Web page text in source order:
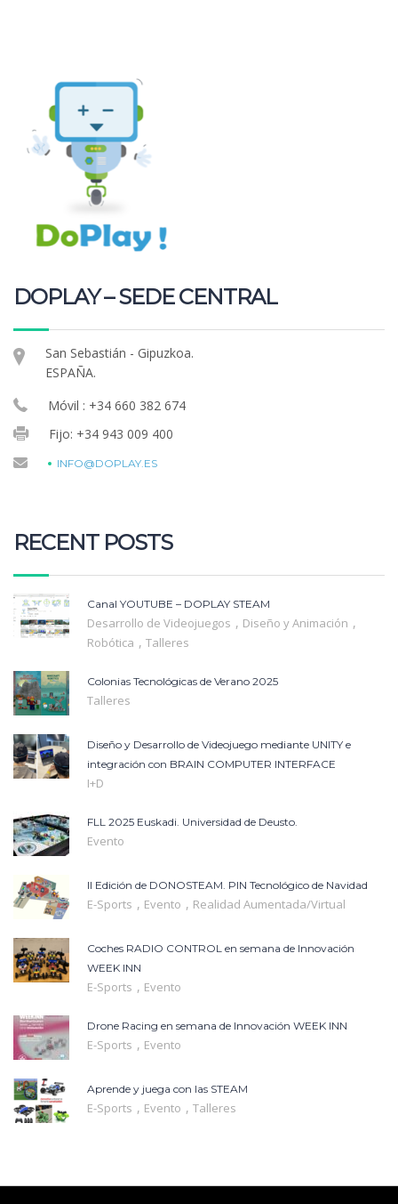
DOPLAY – SEDE CENTRAL
San Sebastián - Gipuzkoa.
ESPAÑA.
Móvil : +34 660 382 674
Fijo: +34 943 009 400
INFO@DOPLAY.ES
RECENT POSTS
Canal YOUTUBE – DOPLAY STEAM
Desarrollo de Videojuegos , Diseño y Animación ,
Robótica , Talleres
Colonias Tecnológicas de Verano 2025
Talleres
Diseño y Desarrollo de Videojuego mediante UNITY e
integración con BRAIN COMPUTER INTERFACE
I+D
FLL 2025 Euskadi. Universidad de Deusto.
Evento
II Edición de DONOSTEAM. PIN Tecnológico de Navidad
E-Sports , Evento , Realidad Aumentada/Virtual
Coches RADIO CONTROL en semana de Innovación
WEEK INN
E-Sports , Evento
Drone Racing en semana de Innovación WEEK INN
E-Sports , Evento
Aprende y juega con las STEAM
E-Sports , Evento , Talleres